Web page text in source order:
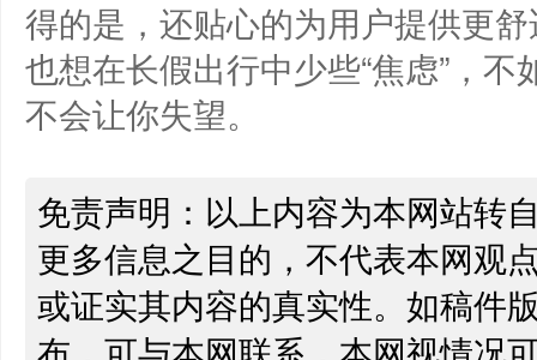
得的是，还贴心的为用户提供更
也想在长假出行中少些“焦虑”，
不会让你失望。
免责声明：以上内容为本网站转
更多信息之目的，不代表本网观
或证实其内容的真实性。如稿件